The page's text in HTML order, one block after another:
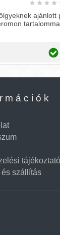
ajánlott
tartalommal,
tájékoztató
és szállítás